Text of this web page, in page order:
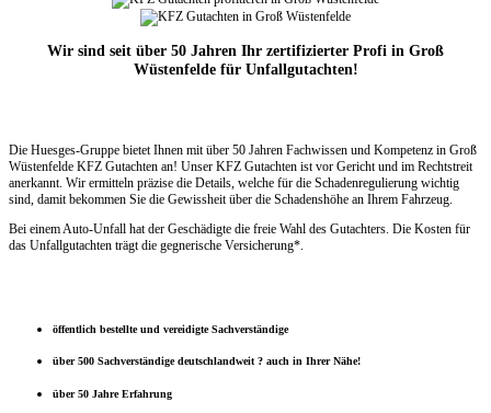
Wir sind seit über 50 Jahren Ihr zertifizierter Profi in Groß
Wüstenfelde für Unfallgutachten!
Die Huesges-Gruppe bietet Ihnen mit über 50 Jahren Fachwissen und Kompetenz in Groß
Wüstenfelde KFZ Gutachten an! Unser KFZ Gutachten ist vor Gericht und im Rechtstreit
anerkannt. Wir ermitteln präzise die Details, welche für die Schadenregulierung wichtig
sind, damit bekommen Sie die Gewissheit über die Schadenshöhe an Ihrem Fahrzeug.
Bei einem Auto-Unfall hat der Geschädigte die freie Wahl des Gutachters. Die Kosten für
das Unfallgutachten trägt die gegnerische Versicherung*.
öffentlich bestellte und vereidigte Sachverständige
über 500 Sachverständige deutschlandweit ? auch in Ihrer Nähe!
über 50 Jahre Erfahrung